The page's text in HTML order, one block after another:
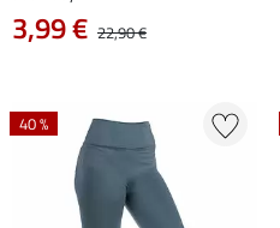
3,99 € 22,90 €
40 %